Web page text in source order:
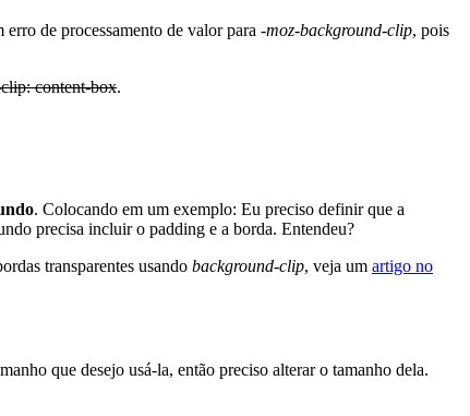
de processamento de valor para -moz-background-clip, pois
content-box.
. Colocando em um exemplo: Eu preciso definir que a
precisa incluir o padding e a borda. Entendeu?
transparentes usando background-clip, veja um artigo no
que desejo usá-la, então preciso alterar o tamanho dela.